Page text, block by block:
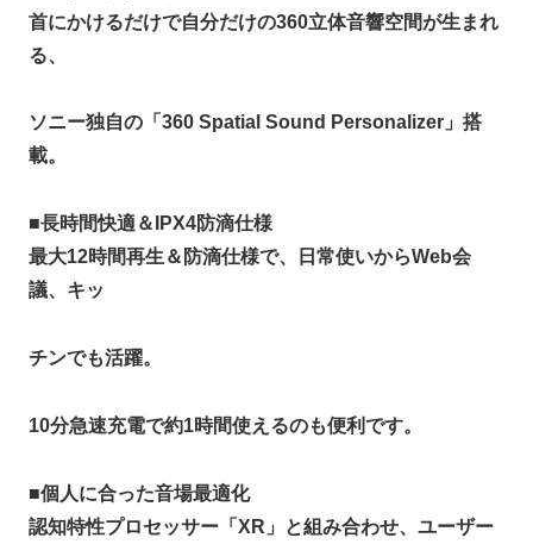
首にかけるだけで自分だけの360立体音響空間が生まれ
る、
ソニー独自の「360 Spatial Sound Personalizer」搭
載。
■長時間快適＆IPX4防滴仕様
最大12時間再生＆防滴仕様で、日常使いからWeb会
議、キッ
チンでも活躍。
10分急速充電で約1時間使えるのも便利です。
■個人に合った音場最適化
認知特性プロセッサー「XR」と組み合わせ、ユーザー